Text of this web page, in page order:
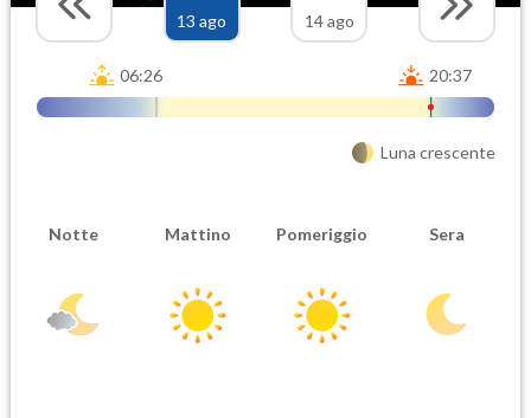
13 ago
14 ago
06:26 20:37
Luna crescente
Notte Mattino Pomeriggio Sera